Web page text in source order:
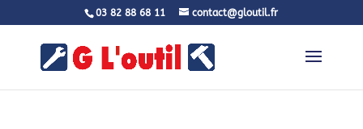
03 82 88 68 11 contact@gloutil.fr